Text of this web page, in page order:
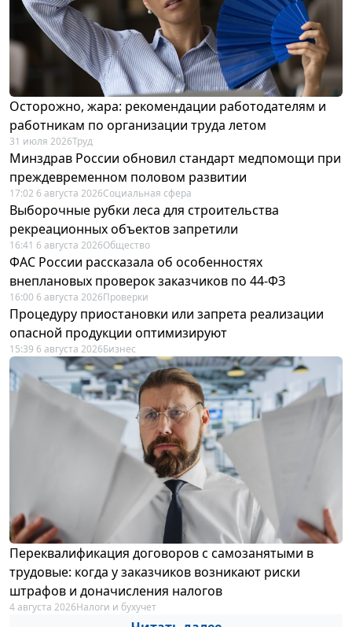
Осторожно, жара: рекомендации работодателям и
работникам по организации труда летом
31 июля 2026Труд
Минздрав России обновил стандарт медпомощи при
преждевременном половом развитии
17:02 6 августа 2026Социальная сфера
Выборочные рубки леса для строительства
рекреационных объектов запретили
16:41 6 августа 2026Общество
ФАС России рассказала об особенностях
внеплановых проверок заказчиков по 44-ФЗ
16:00 6 августа 2026Проверки
Процедуру приостановки или запрета реализации
опасной продукции оптимизируют
15:39 6 августа 2026Бизнес
Переквалификация договоров с самозанятыми в
трудовые: когда у заказчиков возникают риски
штрафов и доначисления налогов
4 августа 2026Налоги и бухучет